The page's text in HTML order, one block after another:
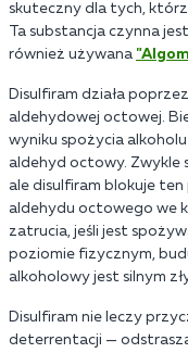
skuteczny dla tych,
Ta substancja czynna
również używana
Disulfiram działa
aldehydowej octowej.
wyniku spożycia
aldehyd octowy. Zwykle
ale disulfiram blokuje
aldehydu octowego we
zatrucia, jeśli jest
poziomie fizycznym,
alkoholowy jest silnym
Disulfiram nie leczy
deterrentacji —